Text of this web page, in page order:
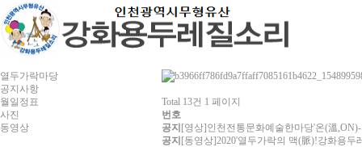
열두가락마당
공지사항
월일정표
사진
동영상
Total 13건 1 페이지
번호
공지 [영상]인천전통문화예술한마당'온(溫
공지 [동영상]2020'열두가락의 맥(脈)!강화용두